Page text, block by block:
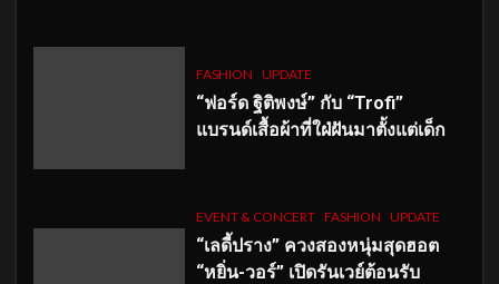
FASHION UPDATE
“ฟอร์ด ฐิติพงษ์” กับ “Trofi”
แบรนด์เสื้อผ้าที่ใฝ่ฝันมาตั้งแต่เด็ก
EVENT & CONCERT FASHION UPDATE
“เลดี้ปราง” ควงสองหนุ่มสุดฮอต
“หยิ่น-วอร์” เปิดรันเวย์ต้อนรับ